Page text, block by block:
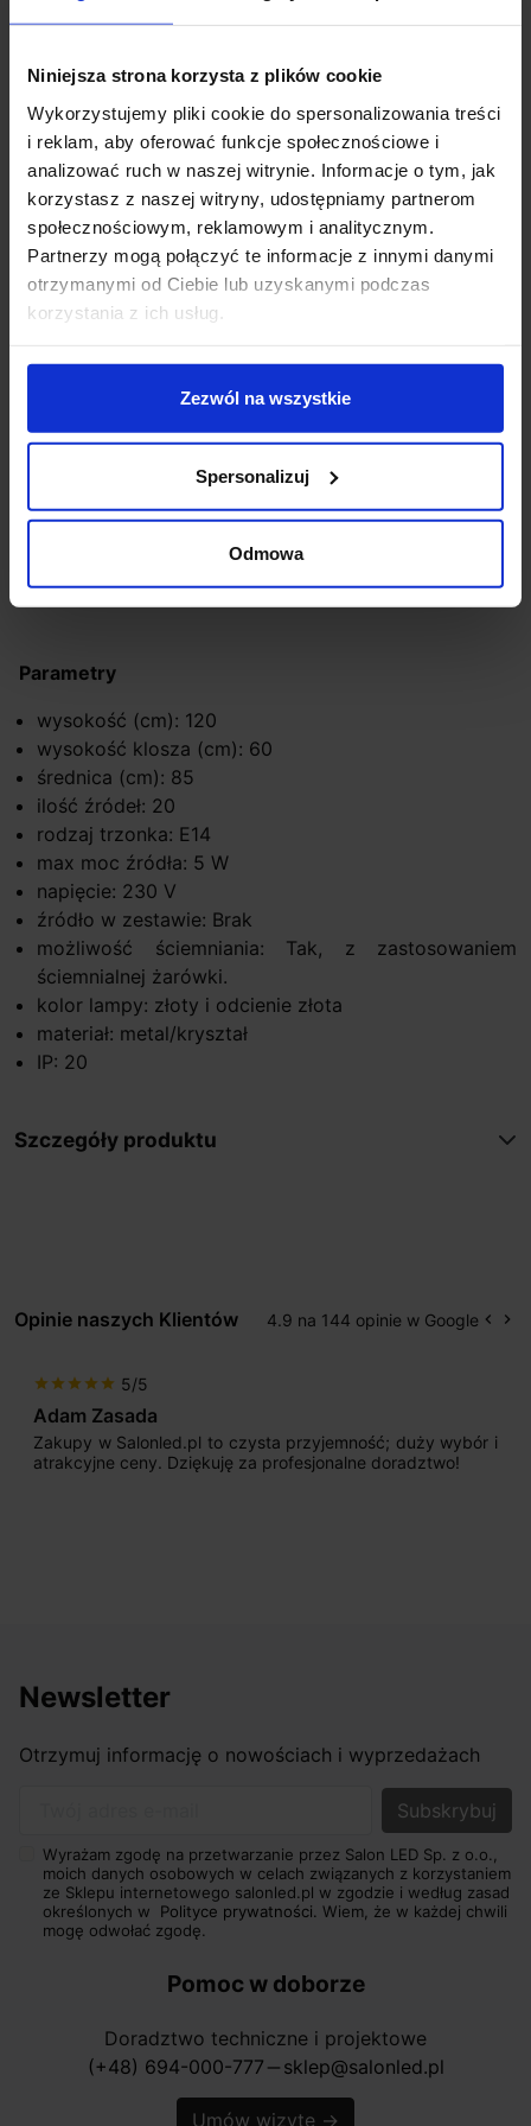
Niniejsza strona korzysta z plików cookie
Wykorzystujemy pliki cookie do spersonalizowania treści
i reklam, aby oferować funkcje społecznościowe i
analizować ruch w naszej witrynie. Informacje o tym, jak
korzystasz z naszej witryny, udostępniamy partnerom
społecznościowym, reklamowym i analitycznym.
Partnerzy mogą połączyć te informacje z innymi danymi
otrzymanymi od Ciebie lub uzyskanymi podczas
korzystania z ich usług.
Zezwól na wszystkie
Spersonalizuj
Odmowa
Wsparcie techniczne
Jeśli masz pytania lub potrzebujesz pomocy, zadzwoń
lub napisz do nas: pracujemy od 8:00 do 18:00,
odpowiedzi na e-maile od 8:00 do 22:00.
phone +48 694 000 777 ,+48 799 220 777
email sklep@salonled.pl
Metody płatności
Zapytaj o produkt
Opis
Parametry
wysokość (cm): 120
wysokość klosza (cm): 60
średnica (cm): 85
ilość źródeł: 20
rodzaj trzonka: E14
max moc źródła: 5 W
napięcie: 230 V
źródło w zestawie: Brak
możliwość ściemniania: Tak, z zastosowaniem
ściemnialnej żarówki.
kolor lampy: złoty i odcienie złota
materiał: metal/kryształ
IP: 20
Szczegóły produktu
Opinie naszych Klientów 4.9 na 144 opinie w Google keyboard_arrow_left keyboard_arrow_right
star star star star star 5/5
Adam Zasada
Zakupy w Salonled.pl to czysta przyjemność; duży wybór i
atrakcyjne ceny. Dziękuję za profesjonalne doradztwo!
Newsletter
Otrzymuj informację o nowościach i wyprzedażach
Wyrażam zgodę na przetwarzanie przez Salon LED Sp. z o.o.,
moich danych osobowych w celach związanych z korzystaniem
ze Sklepu internetowego salonled.pl w zgodzie i według zasad
określonych w Polityce prywatności. Wiem, że w każdej chwili
mogę odwołać zgodę.
Pomoc w doborze
Doradztwo techniczne i projektowe
(+48) 694-000-777 horizontal_rule sklep@salonled.pl
Umów wizytę →